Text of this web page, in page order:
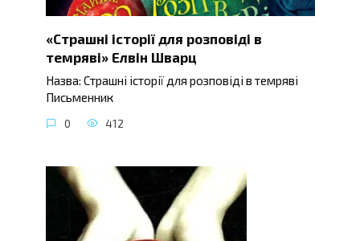
«Страшні історії для розповіді в
темряві» Елвін Шварц
Назва: Страшні історії для розповіді в темряві
Письменник
0 412